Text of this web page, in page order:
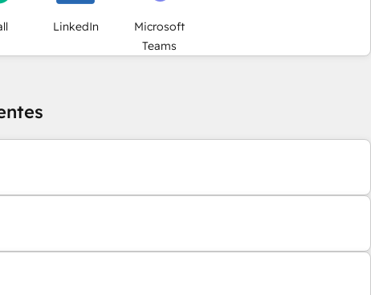
LinkedIn
Microsoft
Teams